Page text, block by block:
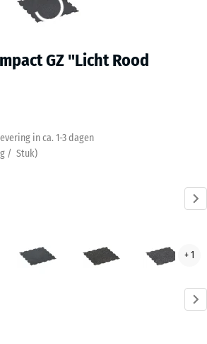
GZ "Licht Rood
in ca. 1-3 dagen
/ Stuk)
blauw
Grijs
+ 1